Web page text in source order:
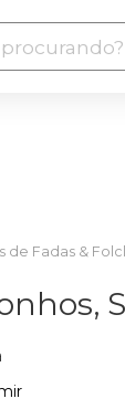
de Fadas &